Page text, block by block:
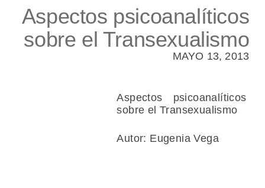
Aspectos psicoanalíticos
sobre el Transexualismo
MAYO 13, 2013
Aspectos psicoanalíticos
sobre el Transexualismo
Autor: Eugenia Vega